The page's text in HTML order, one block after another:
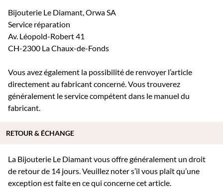
Bijouterie Le Diamant, Orwa SA
Service réparation
Av. Léopold-Robert 41
CH-2300 La Chaux-de-Fonds
Vous avez également la possibilité de renvoyer l’article
directement au fabricant concerné. Vous trouverez
généralement le service compétent dans le manuel du
fabricant.
La Bijouterie Le Diamant vous offre généralement un droit
de retour de 14 jours. Veuillez noter s’il vous plaît qu’une
exception est faite en ce qui concerne cet article.
RETOUR & ÉCHANGE